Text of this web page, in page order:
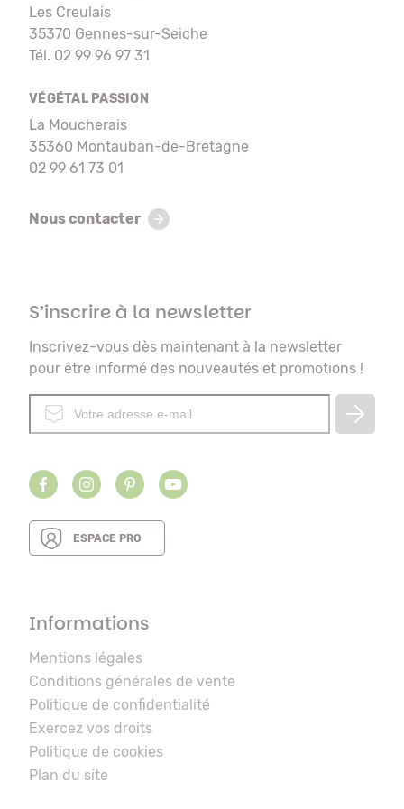
Les Creulais
35370 Gennes-sur-Seiche
Tél. 02 99 96 97 31
VÉGÉTAL PASSION
La Moucherais
35360 Montauban-de-Bretagne
02 99 61 73 01
Nous contacter
S’inscrire à la newsletter
Inscrivez-vous dès maintenant à la newsletter
pour être informé des nouveautés et promotions !
ESPACE PRO
Informations
Mentions légales
Conditions générales de vente
Politique de confidentialité
Exercez vos droits
Politique de cookies
Plan du site